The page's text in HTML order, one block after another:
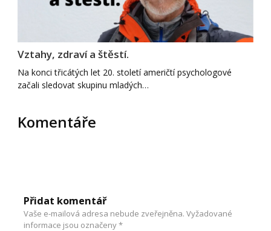
Vztahy, zdraví a štěstí.
Na konci třicátých let 20. století američtí psychologové
začali sledovat skupinu mladých…
Komentáře
Přidat komentář
Vaše e-mailová adresa nebude zveřejněna. Vyžadované
informace jsou označeny*